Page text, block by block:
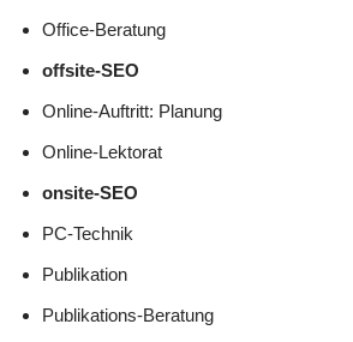
Office-Beratung
offsite-SEO
Online-Auftritt: Planung
Online-Lektorat
onsite-SEO
PC-Technik
Publikation
Publikations-Beratung